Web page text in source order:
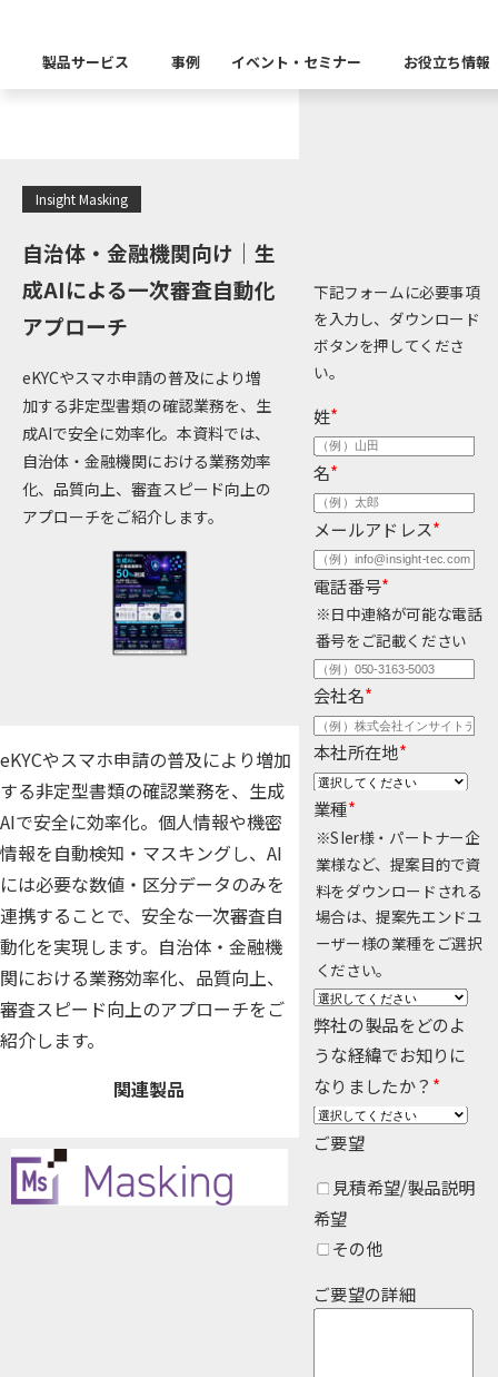
製品サービス
キーワードから探す
業界から探す
製品一覧
データ統合／分析
プラットフォーム
データ資産管理ソフトウェア
移行時SQL
データベースDR（災害対
データ統合・管理・配信
ソリューションデータマスキングソフトウェア
データベース監査
ソフトウェア
データ利活用コンサルティング・データ統合コンサルティ
クラウド移行コンサルティング・データベースコンサルティング・
データ統合
プロフェッショナルサービス
クラウド移行時のよく
仮想環境（VMware）
キーワードから探す
キーワードに関連する製品
SQLテスト
クラウド移行
テストデータ作成
ディザスタリカバリ
データガバナンス
データベースバージョ
データベース構築
データベース監査
データベース移行
データベース管理
データマスキング
データ仮想化
データ分析基盤構築
データ可視化
データ統合
建設業
金融・保険業
情報通信業
公共
運輸・物流業
Insight SQL Testing
Insight Masking
Insight PISO
Qlik データ統合
Denodo Platform
Dbvisit StandbyMP
Insight Consulting
事例 イベント・セミナー
db tech showcase
お役立ち情報
Insight Blog
CEOブログ
企業理念
会社概要 沿革
役員紹介 アクセス
パートナー
Insight Masking
自治体・金融機関向け｜生
成AIによる一次審査自動化
アプローチ
eKYCやスマホ申請の普及により増
加する非定型書類の確認業務を、生
成AIで安全に効率化。本資料では、
自治体・金融機関における業務効率
化、品質向上、審査スピード向上の
アプローチをご紹介します。
eKYCやスマホ申請の普及により増加
する非定型書類の確認業務を、生成
AIで安全に効率化。個人情報や機密
情報を自動検知・マスキングし、AI
には必要な数値・区分データのみを
連携することで、安全な一次審査自
動化を実現します。自治体・金融機
関における業務効率化、品質向上、
審査スピード向上のアプローチをご
紹介します。
関連製品
下記フォームに必要事項
を入力し、ダウンロード
ボタンを押してくださ
い。
姓*
名*
メールアドレス*
電話番号*
※日中連絡が可能な電話
番号をご記載ください
会社名*
本社所在地*
業種*
※SIer様・パートナー企
業様など、提案目的で資
料をダウンロードされる
場合は、提案先エンドユ
ーザー様の業種をご選択
ください。
弊社の製品をどのよ
うな経緯でお知りに
なりましたか？ *
ご要望
見積希望/製品説明
希望
その他
ご要望の詳細